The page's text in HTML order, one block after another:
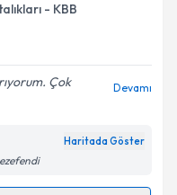
- KBB
Çok
Devamı
Haritada Göster